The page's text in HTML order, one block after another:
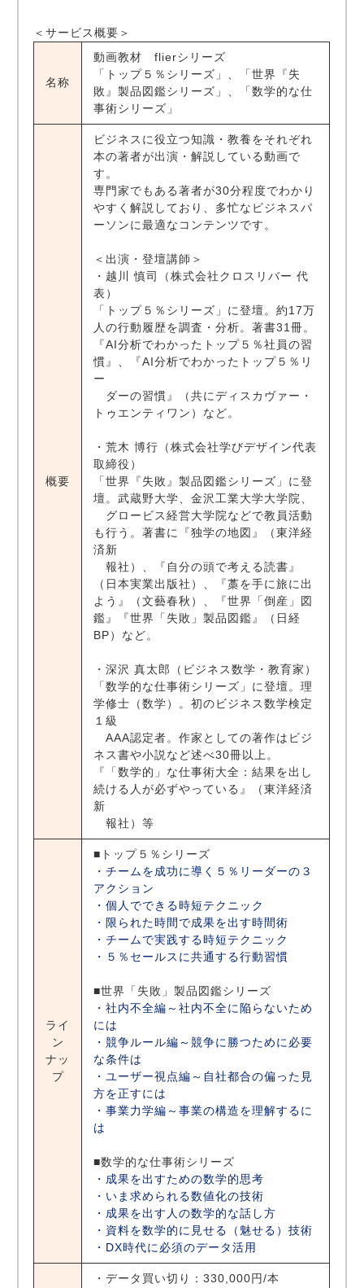
＜サービス概要＞
名称
動画教材 flierシリーズ
「トップ５％シリーズ」、「世界『失
敗』製品図鑑シリーズ」、「数学的な仕
事術シリーズ」
概要
ビジネスに役立つ知識・教養をそれぞれ
本の著者が出演・解説している動画で
す。
専門家でもある著者が30分程度でわかり
やすく解説しており、多忙なビジネスパ
ーソンに最適なコンテンツです。
＜出演・登壇講師＞
・越川 慎司（株式会社クロスリバー 代
表）
「トップ５％シリーズ」に登壇。約17万
人の行動履歴を調査・分析。著書31冊。
『AI分析でわかったトップ５％社員の習
慣』、『AI分析でわかったトップ５％リ
ー
ダーの習慣』（共にディスカヴァー・
トゥエンティワン）など。
・荒木 博行（株式会社学びデザイン代表
取締役）
「世界『失敗』製品図鑑シリーズ」に登
壇。武蔵野大学、金沢工業大学大学院、
グロービス経営大学院などで教員活動
も行う。著書に『独学の地図』（東洋経
済新
報社）、『自分の頭で考える読書』
（日本実業出版社）、『藁を手に旅に出
よう』（文藝春秋）、『世界「倒産」図
鑑』『世界「失敗」製品図鑑』（日経
BP）など。
・深沢 真太郎（ビジネス数学・教育家）
「数学的な仕事術シリーズ」に登壇。理
学修士（数学）。初のビジネス数学検定
１級
AAA認定者。作家としての著作はビジ
ネス書や小説など述べ30冊以上。
『「数学的」な仕事術大全：結果を出し
続ける人が必ずやっている』（東洋経済
新
報社）等
ライ
ン
ナッ
プ
■トップ５％シリーズ
・チームを成功に導く５％リーダーの３
アクション
・個人でできる時短テクニック
・限られた時間で成果を出す時間術
・チームで実践する時短テクニック
・５％セールスに共通する行動習慣
■世界「失敗」製品図鑑シリーズ
・社内不全編～社内不全に陥らないため
には
・競争ルール編～競争に勝つために必要
な条件は
・ユーザー視点編～自社都合の偏った見
方を正すには
・事業力学編～事業の構造を理解するに
は
■数学的な仕事術シリーズ
・成果を出すための数学的思考
・いま求められる数値化の技術
・成果を出す人の数学的な話し方
・資料を数学的に見せる（魅せる）技術
・DX時代に必須のデータ活用
・データ買い切り：330,000円/本